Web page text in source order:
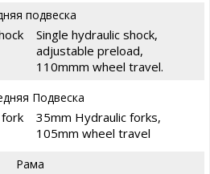
подвеска
Single hydraulic shock,
adjustable preload,
110mmm wheel travel.
Подвеска
35mm Hydraulic forks,
105mm wheel travel
Рама